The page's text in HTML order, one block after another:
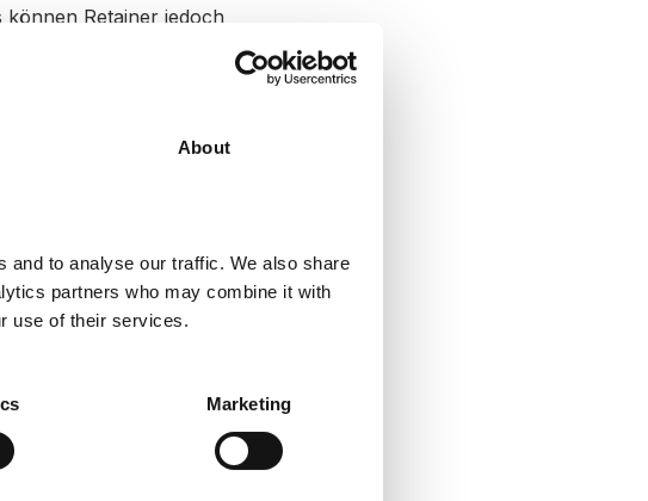
About
and to analyse our traffic. We also share
partners who may combine it with
use of their services.
Marketing
Retainer jedoch
wie viel Arbeit pro Monat
eine effizientere Arbeitsweise
die Agentur sofort mit der